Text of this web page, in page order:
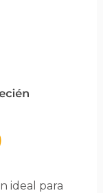
ideal para